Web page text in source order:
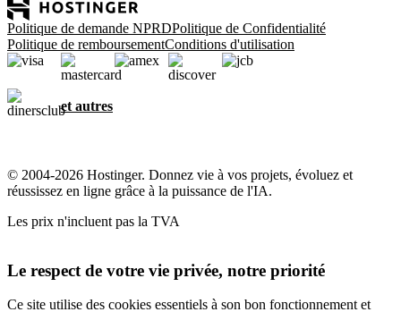
Politique de demande NPRDPolitique de Confidentialité
Politique de remboursementConditions d'utilisation
et autres
© 2004-2026 Hostinger. Donnez vie à vos projets, évoluez et
réussissez en ligne grâce à la puissance de l'IA.
Les prix n'incluent pas la TVA
Le respect de votre vie privée, notre priorité
Ce site utilise des cookies essentiels à son bon fonctionnement et